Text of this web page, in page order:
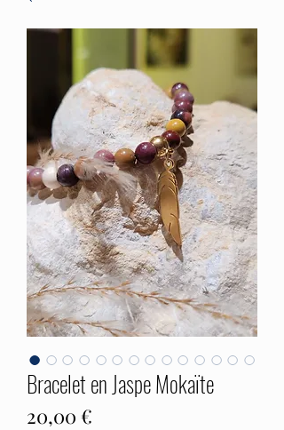
Bracelet en Jaspe Mokaïte
20,00 €